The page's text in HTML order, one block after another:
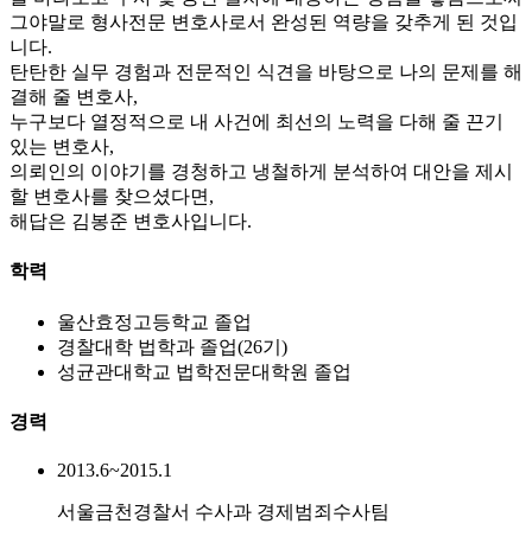
그야말로 형사전문 변호사로서 완성된 역량을 갖추게 된 것입
니다.
탄탄한 실무 경험과 전문적인 식견을 바탕으로 나의 문제를 해
결해 줄 변호사,
누구보다 열정적으로 내 사건에 최선의 노력을 다해 줄 끈기
있는 변호사,
의뢰인의 이야기를 경청하고 냉철하게 분석하여 대안을 제시
할 변호사를 찾으셨다면,
해답은 김봉준 변호사입니다.
학력
울산효정고등학교 졸업
경찰대학 법학과 졸업(26기)
성균관대학교 법학전문대학원 졸업
경력
2013.6~2015.1
서울금천경찰서 수사과 경제범죄수사팀